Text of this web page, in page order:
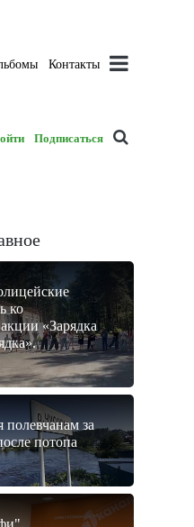
Контакты
Подписаться
ко
«Зарядка
полевчанам за
потопа